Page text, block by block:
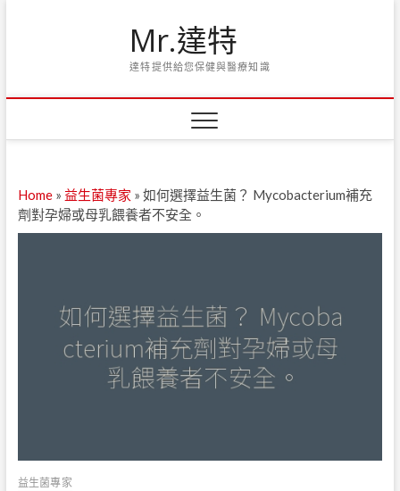
Mr.達特
達特提供給您保健與醫療知識
Home» 益生菌專家 » 如何選擇益生菌？ Mycobacterium補充
劑對孕婦或母乳餵養者不安全。
益生菌專家